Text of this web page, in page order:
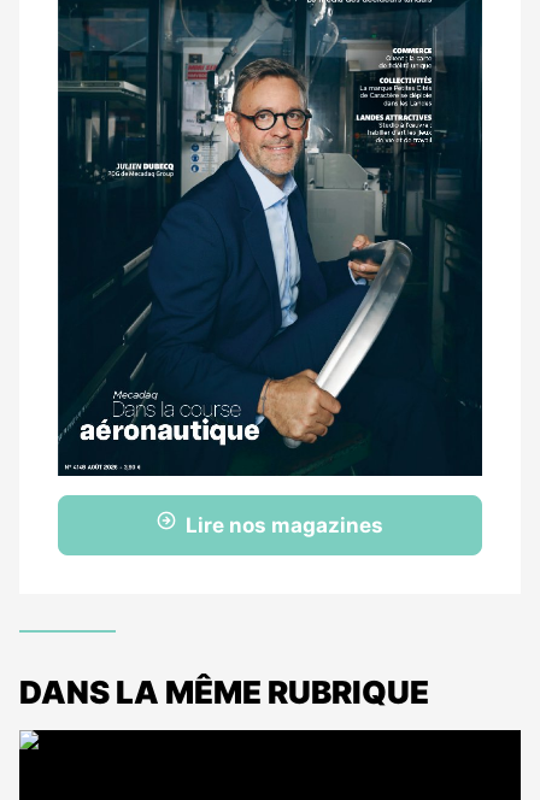
Lire nos magazines
DANS LA MÊME RUBRIQUE